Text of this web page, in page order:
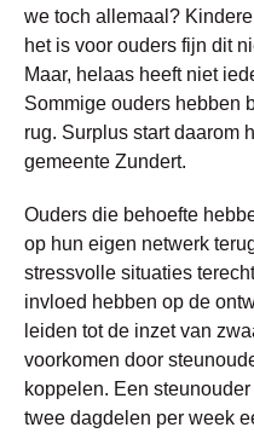
we toch allemaal?
het is voor ouders fijn dit
Maar, helaas heeft niet
Sommige ouders hebben
rug. Surplus start daarom
gemeente Zundert.
Ouders die behoefte
op hun eigen netwerk
stressvolle situaties
invloed hebben op de
leiden tot de inzet van
voorkomen door
koppelen. Een
twee dagdelen per week